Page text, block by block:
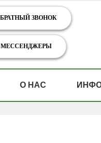
ЗВОНОК
МЕССЕНДЖЕРЫ
О НАС